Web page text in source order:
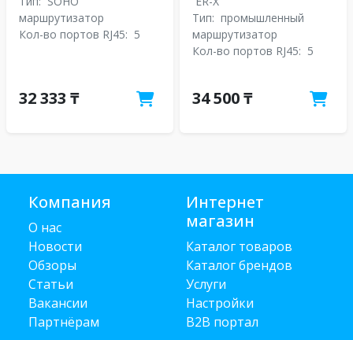
маршрутизатор
Кол-во портов RJ45: 5
32 333 ₸
Тип: промышленный
маршрутизатор
Кол-во портов RJ45: 5
34 500 ₸
Компания
О нас
Новости
Обзоры
Статьи
Вакансии
Партнёрам
Интернет
магазин
Каталог товаров
Каталог брендов
Услуги
Настройки
B2B портал